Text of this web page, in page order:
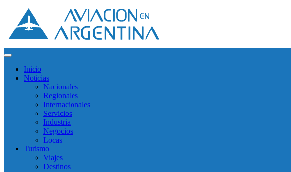
Inicio
Noticias
Nacionales
Regionales
Internacionales
Servicios
Industria
Negocios
Locas
Turismo
Viajes
Destinos